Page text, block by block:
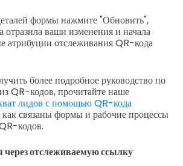
формы нажмите "Обновить",
ваши изменения и начала
атрибуции отслеживания QR-кода
более подробное руководство по
QR-кодов, прочитайте наше
лидов с помощью QR-кода
как связаны формы и рабочие процессы
кодов.
через отслеживаемую ссылку